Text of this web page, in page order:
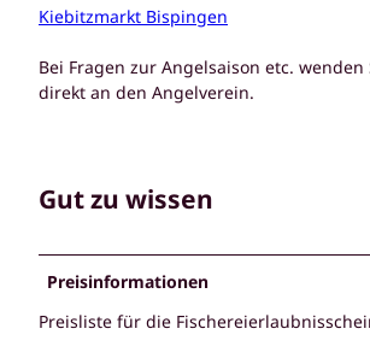
Kiebitzmarkt Bispingen
Bei Fragen zur Angelsaison etc.
direkt an den Angelverein.
Gut zu wissen
Preisinformationen
Preisliste für die